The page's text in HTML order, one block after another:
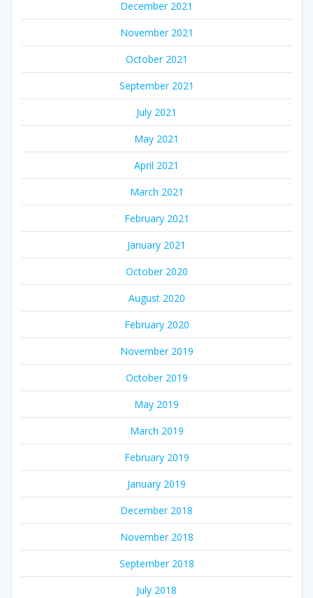
December 2021
November 2021
October 2021
September 2021
July 2021
May 2021
April 2021
March 2021
February 2021
January 2021
October 2020
August 2020
February 2020
November 2019
October 2019
May 2019
March 2019
February 2019
January 2019
December 2018
November 2018
September 2018
July 2018